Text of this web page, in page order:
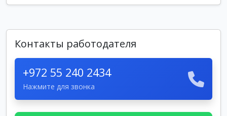
Контакты работодателя
+972 55 240 2434
Нажмите для звонка